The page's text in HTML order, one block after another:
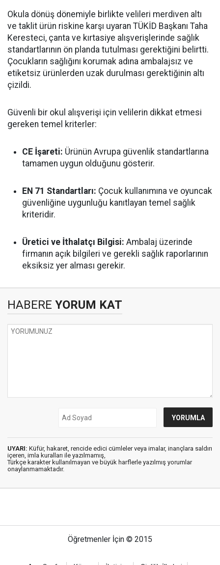
Okula dönüş dönemiyle birlikte velileri merdiven altı
ve taklit ürün riskine karşı uyaran TÜKİD Başkanı Taha
Keresteci, çanta ve kırtasiye alışverişlerinde sağlık
standartlarının ön planda tutulması gerektiğini belirtti.
Çocukların sağlığını korumak adına ambalajsız ve
etiketsiz ürünlerden uzak durulması gerektiğinin altı
çizildi.
Güvenli bir okul alışverişi için velilerin dikkat etmesi
gereken temel kriterler:
CE İşareti: Ürünün Avrupa güvenlik standartlarına
tamamen uygun olduğunu gösterir.
EN 71 Standartları: Çocuk kullanımına ve oyuncak
güvenliğine uygunluğu kanıtlayan temel sağlık
kriteridir.
Üretici ve İthalatçı Bilgisi: Ambalaj üzerinde
firmanın açık bilgileri ve gerekli sağlık raporlarının
eksiksiz yer alması gerekir.
HABERE YORUM KAT
UYARI: Küfür, hakaret, rencide edici cümleler veya imalar, inançlara saldırı
içeren, imla kuralları ile yazılmamış,
Türkçe karakter kullanılmayan ve büyük harflerle yazılmış yorumlar
onaylanmamaktadır.
Öğretmenler İçin © 2015